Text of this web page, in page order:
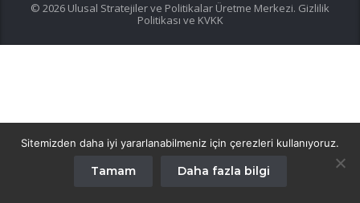
© 2026 Ulusal Stratejiler ve Politikalar Üretme Merkezi. Gizlilik
Politikası ve KVKK
Sitemizden daha iyi yararlanabilmeniz için çerezleri kullanıyoruz.
Tamam Daha fazla bilgi